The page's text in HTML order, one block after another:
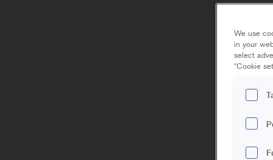
We use
in your
select
"Cookie